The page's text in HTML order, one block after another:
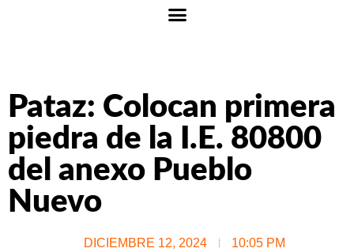
Pataz: Colocan primera
piedra de la I.E. 80800
del anexo Pueblo
Nuevo
DICIEMBRE 12, 2024 10:05 PM